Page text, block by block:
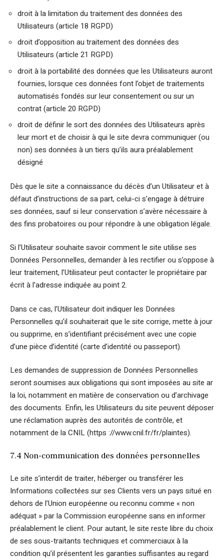
droit à la limitation du traitement des données des
Utilisateurs (article 18 RGPD)
droit d’opposition au traitement des données des
Utilisateurs (article 21 RGPD)
droit à la portabilité des données que les Utilisateurs auront
fournies, lorsque ces données font l’objet de traitements
automatisés fondés sur leur consentement ou sur un
contrat (article 20 RGPD)
droit de définir le sort des données des Utilisateurs après
leur mort et de choisir à qui le site devra communiquer (ou
non) ses données à un tiers qu’ils aura préalablement
désigné
Dès que le site a connaissance du décès d’un Utilisateur et à
défaut d’instructions de sa part, celui-ci s’engage à détruire
ses données, sauf si leur conservation s’avère nécessaire à
des fins probatoires ou pour répondre à une obligation légale.
Si l’Utilisateur souhaite savoir comment le site utilise ses
Données Personnelles, demander à les rectifier ou s’oppose à
leur traitement, l’Utilisateur peut contacter le propriétaire par
écrit à l’adresse indiquée au point 2.
Dans ce cas, l’Utilisateur doit indiquer les Données
Personnelles qu’il souhaiterait que le site corrige, mette à jour
ou supprime, en s’identifiant précisément avec une copie
d’une pièce d’identité (carte d’identité ou passeport).
Les demandes de suppression de Données Personnelles
seront soumises aux obligations qui sont imposées au site ar
la loi, notamment en matière de conservation ou d’archivage
des documents. Enfin, les Utilisateurs du site peuvent déposer
une réclamation auprès des autorités de contrôle, et
notamment de la CNIL (https ://www.cnil.fr/fr/plaintes).
7.4 Non-communication des données personnelles
Le site s’interdit de traiter, héberger ou transférer les
Informations collectées sur ses Clients vers un pays situé en
dehors de l’Union européenne ou reconnu comme « non
adéquat » par la Commission européenne sans en informer
préalablement le client. Pour autant, le site reste libre du choix
de ses sous-traitants techniques et commerciaux à la
condition qu’il présentent les garanties suffisantes au regard